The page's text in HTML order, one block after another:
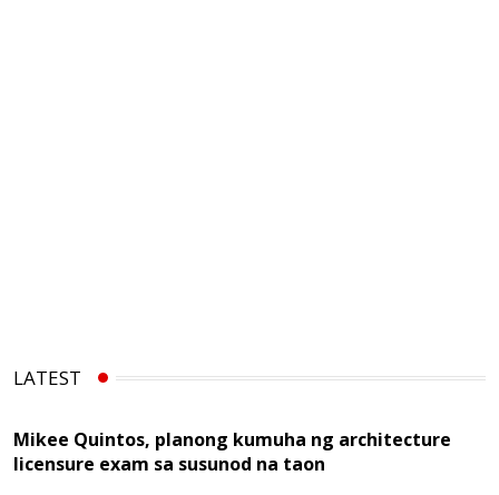
LATEST
Mikee Quintos, planong kumuha ng architecture
licensure exam sa susunod na taon